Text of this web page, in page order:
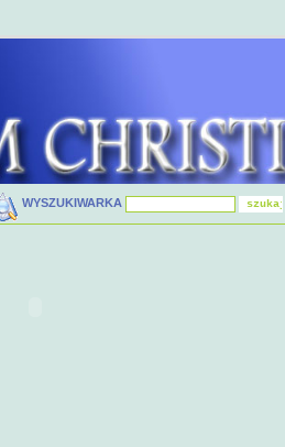
WYSZUKIWARKA